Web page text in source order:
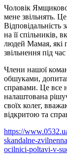
Чоловік
мене звільнять.
на її спільників,
людей Мамая, які
звільнення під
Члени нашої
обшуками,
справами. Це все
налаштована
своїх колег,
відкритою та
https://
skandalne-
ocilnici-poltavi-v-